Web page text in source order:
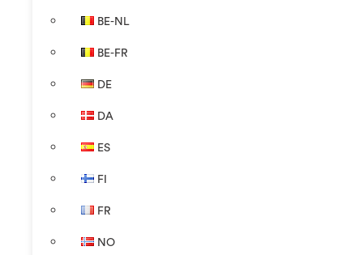
BE-NL
BE-FR
DE
DA
ES
FI
FR
NO